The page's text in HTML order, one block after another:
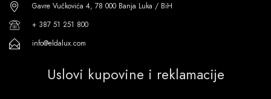
Gavre Vučkovića 4, 78 000 Banja Luka / BiH
+ 387 51 251 800
info@eldalux.com
Uslovi kupovine i reklamacije